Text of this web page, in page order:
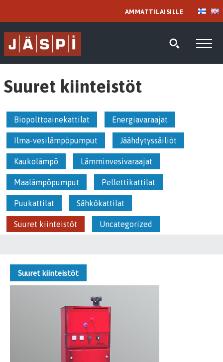
AMMATTILAISILLE
Suuret kiinteistöt
Biopolttoainekattilat Energiavaraajat
Ilma-vesilämpöpumput Jäähdytyssäiliöt
Kaukolämpö Lämminvesivaraajat
Maalämpöpumput Pellettikattilat
Puukattilat Sähkökattilat
Suuret kiinteistöt Uncategorized
Suuret kiinteistöt